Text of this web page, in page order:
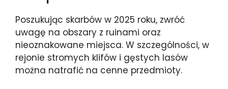
Poszukując skarbów w 2025 roku, zwróć
uwagę na obszary z ruinami oraz
nieoznakowane miejsca. W szczególności, w
rejonie stromych klifów i gęstych lasów
można natrafić na cenne przedmioty.